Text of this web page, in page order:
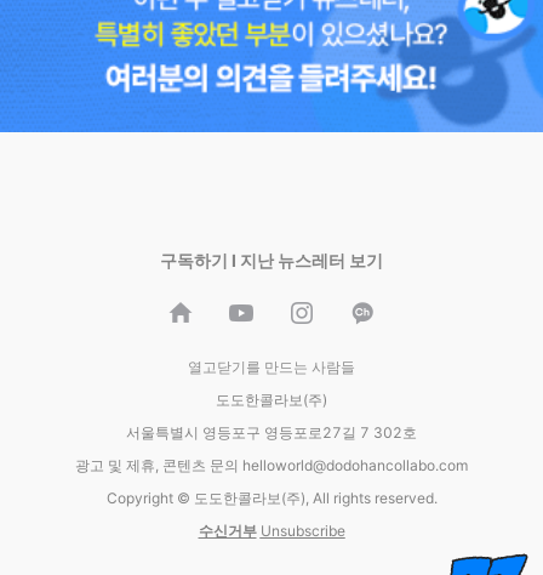
구독하기 I 지난 뉴스레터 보기
열고닫기를 만드는 사람들
도도한콜라보(주)
서울특별시 영등포구 영등포로27길 7 302호
광고 및 제휴, 콘텐츠 문의 helloworld@dodohancollabo.com
Copyright © 도도한콜라보(주), All rights reserved.
수신거부 Unsubscribe